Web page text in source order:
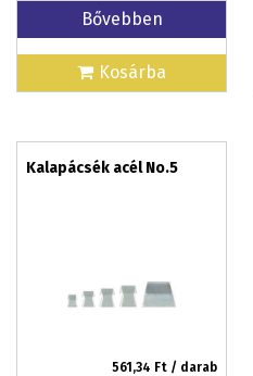
Bővebben
Kosárba
Kalapácsék acél No.5
561,34 Ft / darab